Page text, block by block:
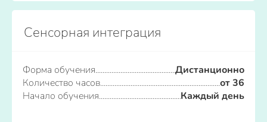
Сенсорная интеграция
Форма обучения
Дистанционно
Количество часов
от 36
Начало обучения
Каждый день